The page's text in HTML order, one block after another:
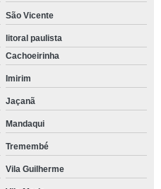
São Vicente
litoral paulista
Cachoeirinha
Imirim
Jaçanã
Mandaqui
Tremembé
Vila Guilherme